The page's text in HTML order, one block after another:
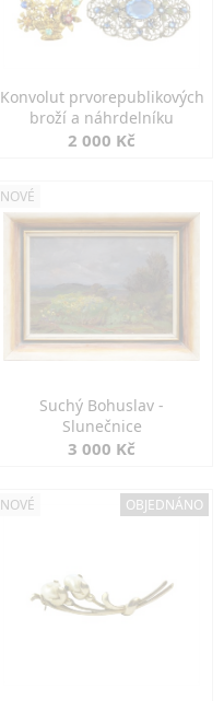
Konvolut prvorepublikových
broží a náhrdelníku
2 000 Kč
NOVÉ
Suchý Bohuslav -
Slunečnice
3 000 Kč
NOVÉ OBJEDNÁNO